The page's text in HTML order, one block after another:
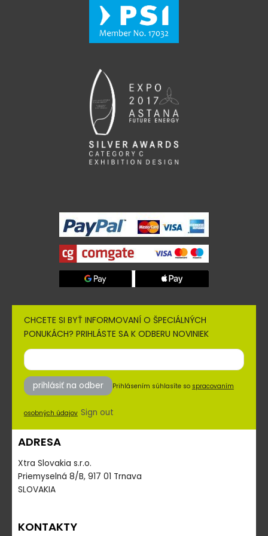
CHCETE SI BYŤ INFORMOVANÍ O ŠPECIÁLNÝCH
PONUKÁCH? PRIHLÁSTE SA K ODBERU NOVINIEK
prihlásiť na odber Prihlásením súhlasíte so spracovaním
osobných údajov Sign out
ADRESA
Xtra Slovakia s.r.o.
Priemyselná 8/B, 917 01 Trnava
SLOVAKIA
KONTAKTY